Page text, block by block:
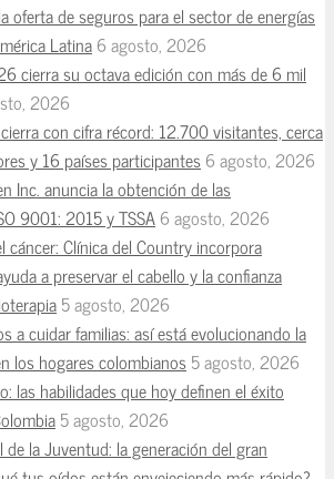
oferta de seguros para el sector de energías
Latina6 agosto, 2026
cierra su octava edición con más de 6 mil
2026
con cifra récord: 12.700 visitantes, cerca
y 16 países participantes6 agosto, 2026
Inc. anuncia la obtención de las
9001: 2015 y TSSA6 agosto, 2026
cáncer: Clínica del Country incorpora
a preservar el cabello y la confianza
5 agosto, 2026
a cuidar familias: así está evolucionando la
los hogares colombianos5 agosto, 2026
las habilidades que hoy definen el éxito
5 agosto, 2026
de la Juventud: la generación del gran